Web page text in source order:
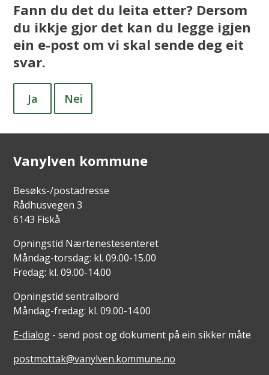
Fann du det du leita etter? Dersom
du ikkje gjor det kan du legge igjen
ein e-post om vi skal sende deg eit
svar.
Ja Nei
Vanylven kommune
Besøks-/postadresse
Rådhusvegen 3
6143 Fiskå
Opningstid Nærtenestesenteret
Måndag-torsdag: kl. 09.00-15.00
Fredag: kl. 09.00-14.00
Opningstid sentralbord
Måndag-fredag: kl. 09.00-14.00
E-dialog - send post og dokument på ein sikker måte
postmottak@vanylven.kommune.no